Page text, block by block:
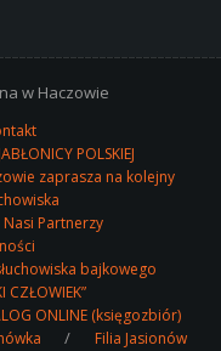
w Haczowie
POLSKIEJ
zaprasza na kolejny
Nasi Partnerzy
bajkowego
CZŁOWIEK”
ONLINE (księgozbiór)
Filia Jasionów